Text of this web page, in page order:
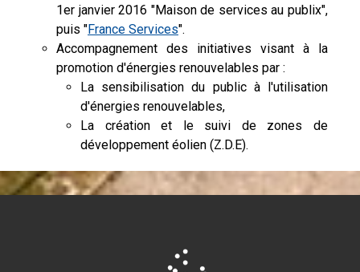
1er janvier 2016 "Maison de services au publix",
puis "France Services".
Accompagnement des initiatives visant à la
promotion d'énergies renouvelables par :
La sensibilisation du public à l'utilisation
d'énergies renouvelables,
La création et le suivi de zones de
développement éolien (Z.D.E).